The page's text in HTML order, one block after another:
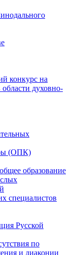
конкурс на
духовно-
(ОПК)
образование
специалистов
Русской
по
и диаконии